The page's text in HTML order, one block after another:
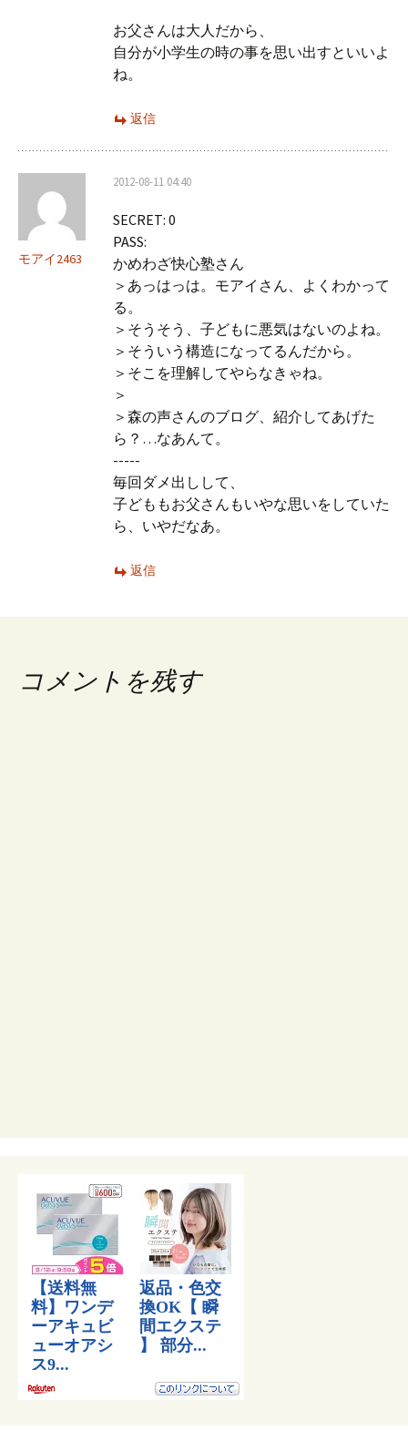
お父さんは大人だから、
自分が小学生の時の事を思い出すといいよ
ね。
返信
モアイ2463
2012-08-11 04:40
SECRET: 0
PASS:
かめわざ快心塾さん
＞あっはっは。モアイさん、よくわかって
る。
＞そうそう、子どもに悪気はないのよね。
＞そういう構造になってるんだから。
＞そこを理解してやらなきゃね。
＞
＞森の声さんのブログ、紹介してあげた
ら？…なあんて。
-----
毎回ダメ出しして、
子どももお父さんもいやな思いをしていた
ら、いやだなあ。
返信
コメントを残す